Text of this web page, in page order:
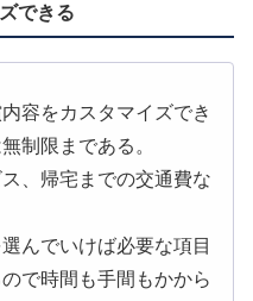
できる
容をカスタマイズでき
制限まである。
、帰宅までの交通費な
んでいけば必要な項目
で時間も手間もかから